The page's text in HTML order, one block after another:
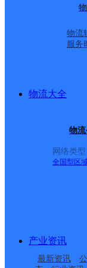
物流
服务
物流大全
物流
网络类型
全国型 区
产业资讯
最新资讯
优速快
发区
派送
工山镇
首页
>